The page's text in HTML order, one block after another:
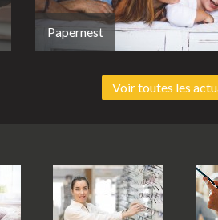
Papernest
Voir toutes les